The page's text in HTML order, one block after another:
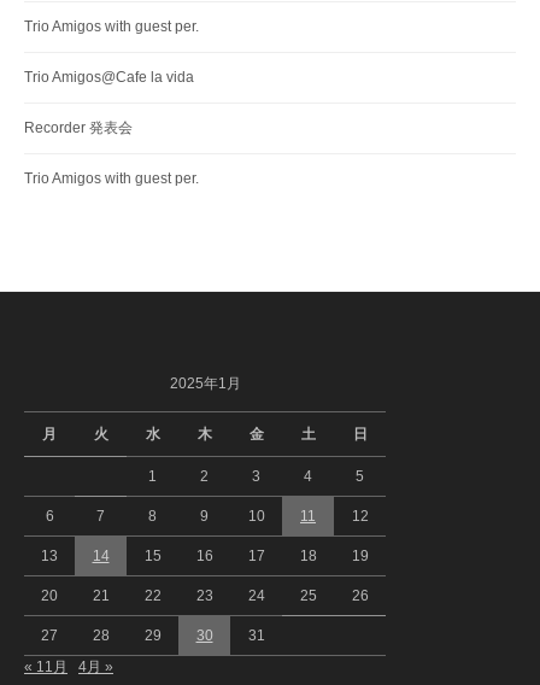
Trio Amigos with guest per.
Trio Amigos@Cafe la vida
Recorder 発表会
Trio Amigos with guest per.
2025年1月
月 火 水 木 金 土 日
1 2 3 4 5
6 7 8 9 10 11 12
13 14 15 16 17 18 19
20 21 22 23 24 25 26
27 28 29 30 31
« 11月 4月 »